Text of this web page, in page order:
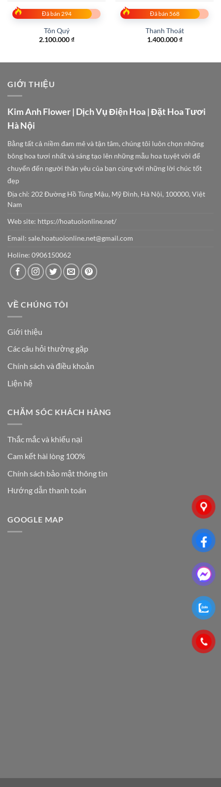
Đã bán 294
Tôn Quý
2.100.000₫
Đã bán 568
Thanh Thoát
1.400.000₫
GIỚI THIỆU
Kim Anh Flower | Dịch Vụ Điện Hoa | Đặt Hoa Tươi
Hà Nội
Bằng tất cả niềm đam mê và tận tâm, chúng tôi luôn chọn những
bông hoa tươi nhất và sáng tạo lên những mẫu hoa tuyệt vời để
chuyển đến người thân yêu của bạn cùng với những lời chúc tốt
đẹp
Địa chỉ: 202 Đường Hồ Tùng Mậu, Mỹ Đình, Hà Nội, 100000, Việt
Nam
Web site: https://hoatuoionline.net/
Email: sale.hoatuoionline.net@gmail.com
Holine: 0906150062
VỀ CHÚNG TÔI
Giới thiệu
Các câu hỏi thường gặp
Chính sách và điều khoản
Liện hệ
CHĂM SÓC KHÁCH HÀNG
Thắc mắc và khiếu nại
Cam kết hài lòng 100%
Chính sách bảo mật thông tin
Hướng dẫn thanh toán
GOOGLE MAP